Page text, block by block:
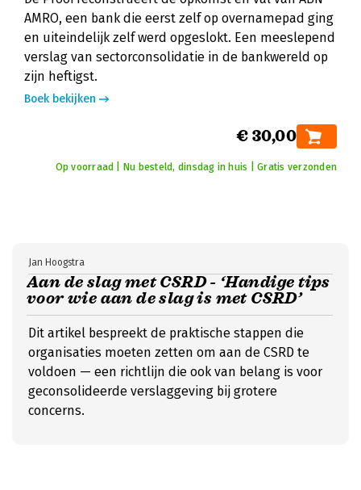
AMRO, een bank die eerst zelf op overnamepad ging
en uiteindelijk zelf werd opgeslokt. Een meeslepend
verslag van sectorconsolidatie in de bankwereld op
zijn heftigst.
Boek bekijken
€ 30,00
Op voorraad | Nu besteld, dinsdag in huis | Gratis verzonden
Aan de slag met CSRD - ‘Handige tips
voor wie aan de slag is met CSRD’
Jan Hoogstra
Dit artikel bespreekt de praktische stappen die
organisaties moeten zetten om aan de CSRD te
voldoen — een richtlijn die ook van belang is voor
geconsolideerde verslaggeving bij grotere
concerns.